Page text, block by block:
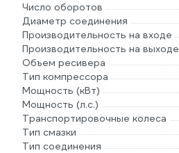
Число оборотов
Диаметр соединения
Производительность на входе
Производительность на выходе
Объем ресивера
Тип компрессора
Мощность (кВт)
Мощность (л.с.)
Транспортировочные колеса
Тип смазки
Тип соединения